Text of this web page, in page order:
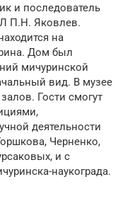
и последователь
П.Н. Яковлев.
на
Дом был
мичуринской
вид. В музее
Гости смогут
деятельности
Черненко,
и с
наукограда.